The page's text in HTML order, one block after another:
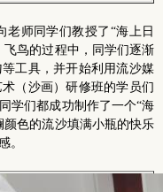
老师同学们教授了“海上日
鸟的过程中，同学们逐渐
工具，并开始利用流沙媒
（沙画）研修班的学员们
学们都成功制作了一个“海
颜色的流沙填满小瓶的快乐
。